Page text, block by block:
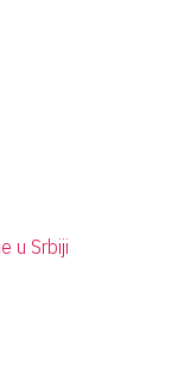
u Srbiji